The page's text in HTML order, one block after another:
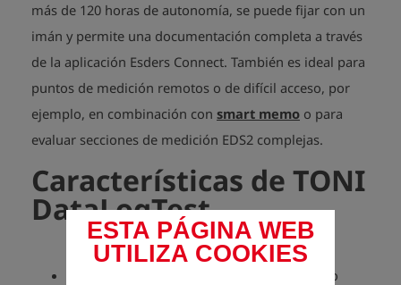
ESTA PÁGINA WEB
UTILIZA COOKIES
más de 120 horas de autonomía, se puede fijar con un
imán y permite una documentación completa a través
de la aplicación Esders Connect. También es ideal para
puntos de medición remotos o de difícil acceso, por
ejemplo, en combinación con smart memo o para
evaluar secciones de medición EDS2 complejas.
Características de TONI
DataLogTest
Registro de hasta dos sensores de presión o